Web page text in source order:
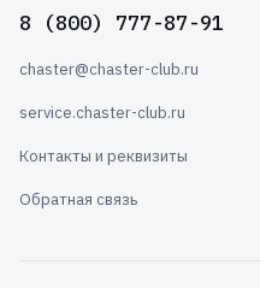
8 (800) 777-87-91
chaster@chaster-club.ru
service.chaster-club.ru
Контакты и реквизиты
Обратная связь